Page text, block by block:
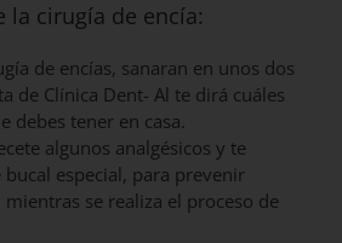
la cirugía de encía:
de encías, sanaran en unos dos
de Clínica Dent- Al te dirá cuáles
debes tener en casa.
algunos analgésicos y te
especial, para prevenir
se realiza el proceso de